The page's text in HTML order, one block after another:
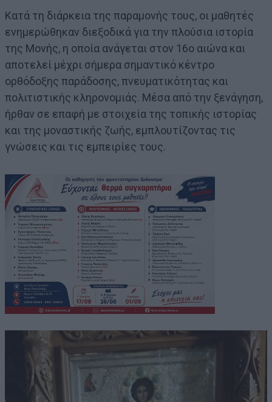
Κατά τη διάρκεια της παραμονής τους, οι μαθητές
ενημερώθηκαν διεξοδικά για την πλούσια ιστορία
της Μονής, η οποία ανάγεται στον 16ο αιώνα και
αποτελεί μέχρι σήμερα σημαντικό κέντρο
ορθόδοξης παράδοσης, πνευματικότητας και
πολιτιστικής κληρονομιάς. Μέσα από την ξενάγηση,
ήρθαν σε επαφή με στοιχεία της τοπικής ιστορίας
και της μοναστικής ζωής, εμπλουτίζοντας τις
γνώσεις και τις εμπειρίες τους.